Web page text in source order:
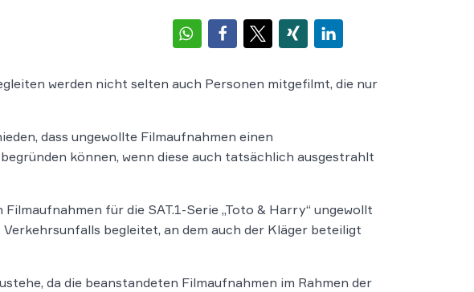
werden nicht selten auch Personen mitgefilmt, die nur
dass ungewollte Filmaufnahmen einen
können, wenn diese auch tatsächlich ausgestrahlt
für die SAT.1-Serie „Toto & Harry“ ungewollt
begleitet, an dem auch der Kläger beteiligt
da die beanstandeten Filmaufnahmen im Rahmen der